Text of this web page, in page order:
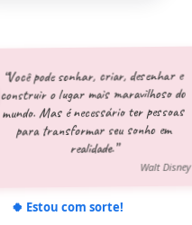
6
7
8
9
6
7
8
9
6
7
8
9
6
7
8
9
8
9
“Você pode sonhar, criar, desenhar e
construir o lugar mais maravilhoso do
mundo. Mas é necessário ter pessoas
para transformar seu sonho em
realidade.”
Walt Disney
🍀 Estou com sorte!